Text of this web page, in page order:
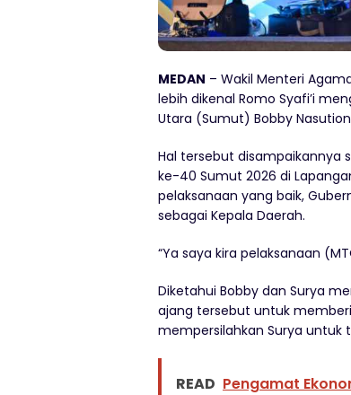
MEDAN – Wakil Menteri
lebih dikenal Romo Syafi’i
Utara (Sumut) Bobby
Hal tersebut disampaikannya
ke-40 Sumut 2026 di
pelaksanaan yang baik,
sebagai Kepala Daerah.
“Ya saya kira pelaksanaan
Diketahui Bobby dan Surya
ajang tersebut untuk
mempersilahkan Surya untuk
READ Pengamat